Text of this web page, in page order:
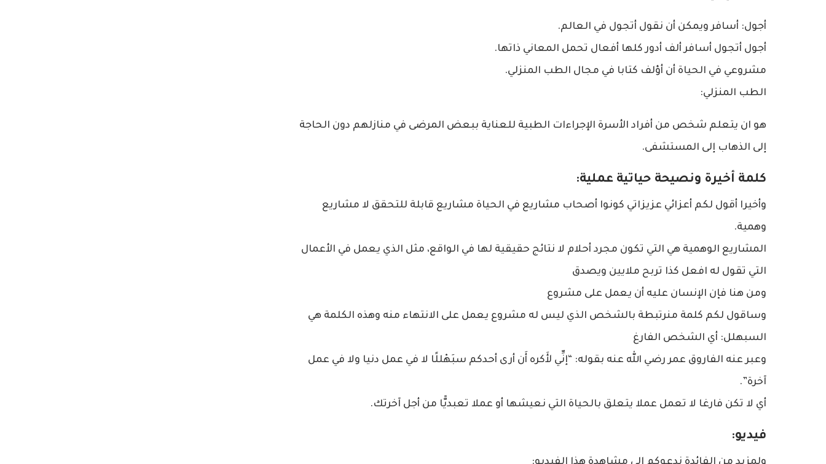
أجول: أسافر ويمكن أن نقول أتجول في العالم.
أجول أتجول أسافر ألف أدور كلها أفعال تحمل المعاني ذاتها.
مشروعي في الحياة أن أؤلف كتابا في مجال الطب المنزلي.
الطب المنزلي:
هو ان يتعلم شخص من أفراد الأسرة الإجراءات الطبية للعناية ببعض المرضى في منازلهم دون الحاجة
إلى الذهاب إلى المستشفى.
كلمة أخيرة ونصيحة حياتية عملية:
وأخيرا أقول لكم أعزائي عزيزاتي كونوا أصحاب مشاريع في الحياة مشاريع قابلة للتحقق لا مشاريع
وهمية.
المشاريع الوهمية هي التي تكون مجرد أحلام لا نتائج حقيقية لها في الواقع، مثل الذي يعمل في الأعمال
التي تقول له افعل كذا تربح ملايين ويصدق
ومن هنا فإن الإنسان عليه أن يعمل على مشروع
وساقول لكم كلمة منرتبطة بالشخص الذي ليس له مشروع يعمل على الانتهاء منه وهذه الكلمة هي
السبهلل: أي الشخص الفارغ
وعبر عنه الفاروق عمر رضي الله عنه بقوله: “إنِّي لأَكره أَن أرى أحدكم سبَهْللًا لا في عمل دنيا ولا في عمل
آخرة”.
أي لا تكن فارغا لا تعمل عملا يتعلق بالحياة التي نعيشها أو عملا تعبديًّا من أجل آخرتك.
فيديو: